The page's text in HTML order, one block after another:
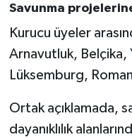
Savunma
Kurucu üyeler
Arnavutluk, Belçika,
Lüksemburg,
Ortak açıklamada,
dayanıklılık